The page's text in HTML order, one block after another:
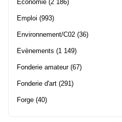
Economie (2 186)
Emploi (993)
Environnement/C02 (36)
Evènements (1 149)
Fonderie amateur(67)
Fonderie d'art (291)
Forge (40)